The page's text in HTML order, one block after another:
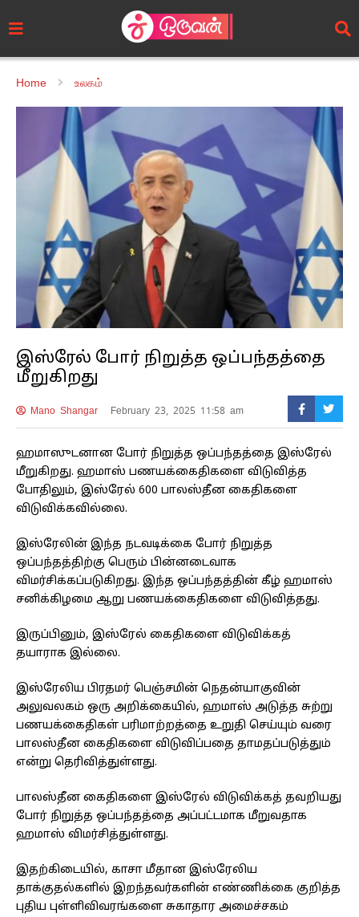
Home உலகம்
இஸ்ரேல் போர் நிறுத்த ஒப்பந்தத்தை
மீறுகிறது
Mano Shangar February 23, 2025 11:58 am
ஹமாஸுடனான போர் நிறுத்த ஒப்பந்தத்தை இஸ்ரேல்
மீறுகிறது. ஹமாஸ் பணயக்கைதிகளை விடுவித்த
போதிலும், இஸ்ரேல் 600 பாலஸ்தீன கைதிகளை
விடுவிக்கவில்லை.
இஸ்ரேலின் இந்த நடவடிக்கை போர் நிறுத்த
ஒப்பந்தத்திற்கு பெரும் பின்னடைவாக
விமர்சிக்கப்படுகிறது. இந்த ஒப்பந்தத்தின் கீழ் ஹமாஸ்
சனிக்கிழமை ஆறு பணயக்கைதிகளை விடுவித்தது.
இருப்பினும், இஸ்ரேல் கைதிகளை விடுவிக்கத்
தயாராக இல்லை.
இஸ்ரேலிய பிரதமர் பெஞ்சமின் நெதன்யாகுவின்
அலுவலகம் ஒரு அறிக்கையில், ஹமாஸ் அடுத்த சுற்று
பணயக்கைதிகள் பரிமாற்றத்தை உறுதி செய்யும் வரை
பாலஸ்தீன கைதிகளை விடுவிப்பதை தாமதப்படுத்தும்
என்று தெரிவித்துள்ளது.
பாலஸ்தீன கைதிகளை இஸ்ரேல் விடுவிக்கத் தவறியது
போர் நிறுத்த ஒப்பந்தத்தை அப்பட்டமாக மீறுவதாக
ஹமாஸ் விமர்சித்துள்ளது.
இதற்கிடையில், காசா மீதான இஸ்ரேலிய
தாக்குதல்களில் இறந்தவர்களின் எண்ணிக்கை குறித்த
புதிய புள்ளிவிவரங்களை சுகாதார அமைச்சகம்